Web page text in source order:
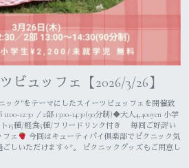
ビュッフェ【2026/3/26】
ック”をテーマにしたスイーツビュッフェを開催致
／2部 13:00~14:30(90分制)◆大人4,400yen 小学
15種/軽食5種/フリードリンク付き 毎回ご好評い
フェ
今回はキューティパイ倶楽部でピクニック気
しいただけます✧︎*。 ピクニックグッズもご用意し